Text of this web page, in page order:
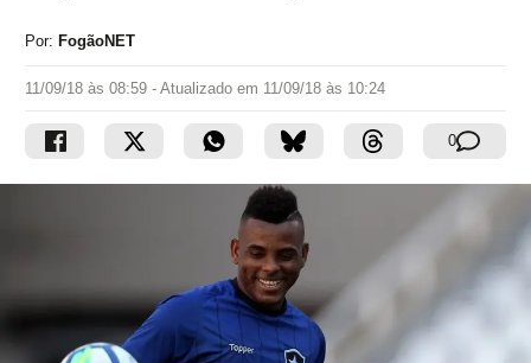
Por: FogãoNET
11/09/18 às 08:59 - Atualizado em 11/09/18 às 10:24
0